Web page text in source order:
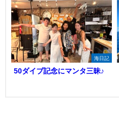
海日記
50ダイブ記念にマンタ三昧♪